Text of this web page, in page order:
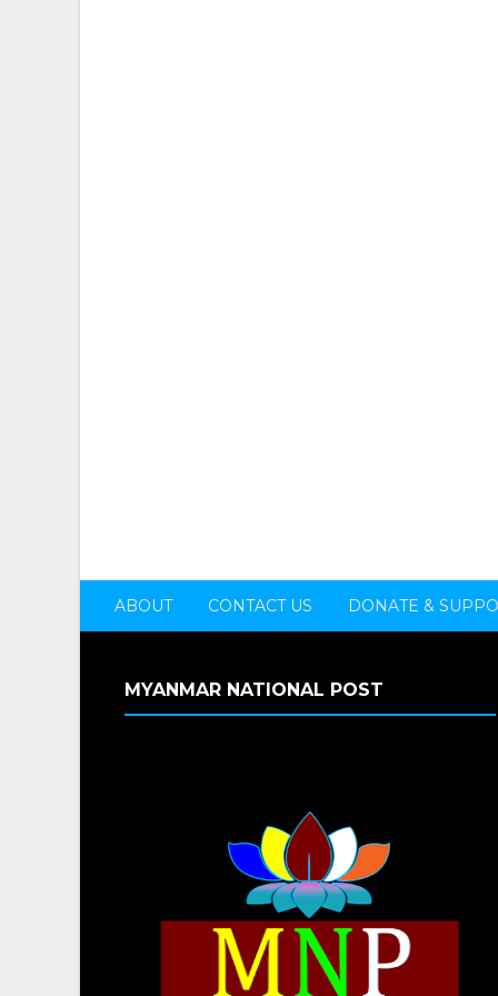
ABOUT CONTACT US DONATE &
MYANMAR NATIONAL POST